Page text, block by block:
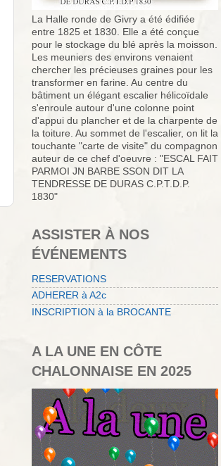
La Halle ronde de Givry a été édifiée
entre 1825 et 1830. Elle a été conçue
pour le stockage du blé après la moisson.
Les meuniers des environs venaient
chercher les précieuses graines pour les
transformer en farine. Au centre du
bâtiment un élégant escalier hélicoïdale
s'enroule autour d'une colonne point
d'appui du plancher et de la charpente de
la toiture. Au sommet de l'escalier, on lit la
touchante "carte de visite" du compagnon
auteur de ce chef d'oeuvre : "ESCAL FAIT
PARMOI JN BARBE SSON DIT LA
TENDRESSE DE DURAS C.P.T.D.P.
1830"
ASSISTER À NOS
ÉVÉNEMENTS
RESERVATIONS
ADHERER à A2c
INSCRIPTION à la BROCANTE
A LA UNE EN CÔTE
CHALONNAISE EN 2025